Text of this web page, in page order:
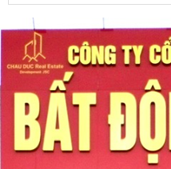
nay, công tác giải phóng mặt bằng
nhiều kết...